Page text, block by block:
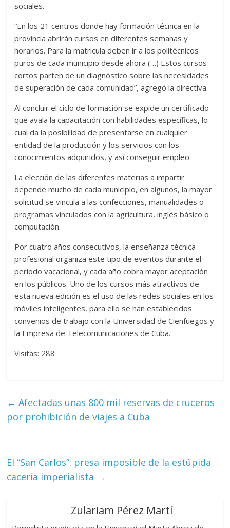
sociales.
“En los 21 centros donde hay formación técnica en la
provincia abrirán cursos en diferentes semanas y
horarios. Para la matricula deben ir a los politécnicos
puros de cada municipio desde ahora (…) Estos cursos
cortos parten de un diagnóstico sobre las necesidades
de superación de cada comunidad”, agregó la directiva.
Al concluir el ciclo de formación se expide un certificado
que avala la capacitación con habilidades específicas, lo
cual da la posibilidad de presentarse en cualquier
entidad de la producción y los servicios con los
conocimientos adquiridos, y así conseguir empleo.
La elección de las diferentes materias a impartir
depende mucho de cada municipio, en algunos, la mayor
solicitud se vincula a las confecciones, manualidades o
programas vinculados con la agricultura, inglés básico o
computación.
Por cuatro años consecutivos, la enseñanza técnica-
profesional organiza este tipo de eventos durante el
período vacacional, y cada año cobra mayor aceptación
en los públicos. Uno de los cursos más atractivos de
esta nueva edición es el uso de las redes sociales en los
móviles inteligentes, para ello se han establecidos
convenios de trabajo con la Universidad de Cienfuegos y
la Empresa de Telecomunicaciones de Cuba.
Visitas: 288
← Afectadas unas 800 mil reservas de cruceros
por prohibición de viajes a Cuba
El “San Carlos”: presa imposible de la estúpida
cacería imperialista →
Zulariam Pérez Martí